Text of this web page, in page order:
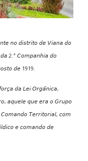
𝘯𝘰 𝘥𝘪𝘴𝘵𝘳𝘪𝘵𝘰 𝘥𝘦 𝘝𝘪𝘢𝘯𝘢 𝘥𝘰
𝘥𝘢 2.ª 𝘊𝘰𝘮𝘱𝘢𝘯𝘩𝘪𝘢 𝘥𝘰
𝘥𝘦 1919.
𝘥𝘢 𝘓𝘦𝘪 𝘖𝘳𝘨𝘢̂𝘯𝘪𝘤𝘢,
𝘢𝘲𝘶𝘦𝘭𝘦 𝘲𝘶𝘦 𝘦𝘳𝘢 𝘰 𝘎𝘳𝘶𝘱𝘰
𝘛𝘦𝘳𝘳𝘪𝘵𝘰𝘳𝘪𝘢𝘭, 𝘤𝘰𝘮
𝘦 𝘤𝘰𝘮𝘢𝘯𝘥𝘰 𝘥𝘦